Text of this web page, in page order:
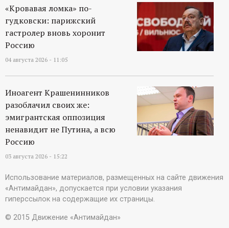
«Кровавая ломка» по-
гудковски: парижский
гастролер вновь хоронит
Россию
04 августа 2026 - 11:05
Иноагент Крашенинников
разоблачил своих же:
эмигрантская оппозиция
ненавидит не Путина, а всю
Россию
03 августа 2026 - 15:22
Использование материалов, размещенных на сайте движения
«Антимайдан», допускается при условии указания
гиперссылок на содержащие их страницы.
© 2015 Движение «Антимайдан»